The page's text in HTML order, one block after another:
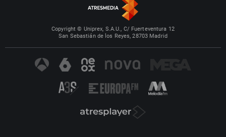
Copyright © Uniprex, S.A.U., C/ Fuerteventura 12
San Sebastián de los Reyes, 28703 Madrid